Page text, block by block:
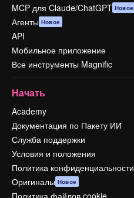
MCP для Claude/ChatGPT Новое
Агенты Новое
API
Мобильное приложение
Все инструменты Magnific
Начать
Academy
Документация по Пакету ИИ
Служба поддержки
Условия и положения
Политика конфиденциальности
Оригиналы Новое
Политика файлов cookie